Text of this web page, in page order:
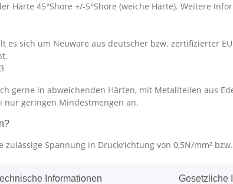
Härte 45°Shore +/-5°Shore (weiche Härte). Weitere
sich um Neuware aus deutscher bzw. zertifizierter
gerne in abweichenden Härten, mit Metallteilen aus
nur geringen Mindestmengen an.
Spannung in Druckrichtung von 0,5N/mm²
Informationen Gesetzliche